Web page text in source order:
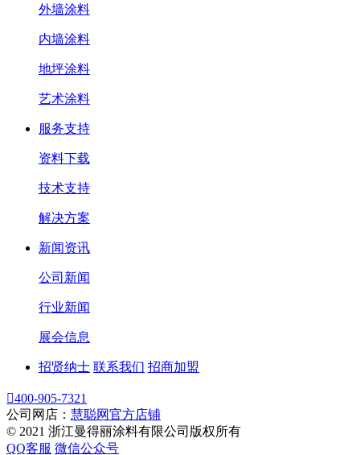
外墙涂料
内墙涂料
地坪涂料
艺术涂料
服务支持
资料下载
技术支持
解决方案
新闻资讯
公司新闻
行业新闻
展会信息
招贤纳士 联系我们 招商加盟
400-905-7321
公司网店： 慧聪网官方店铺
© 2021 浙江曼得丽涂料有限公司版权所有
QQ客服 微信公众号